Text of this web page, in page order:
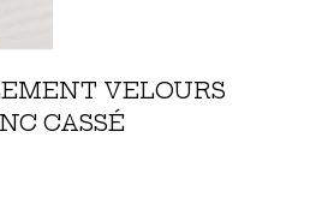
VELOURS
CASSÉ